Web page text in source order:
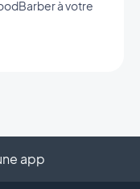
à votre
app